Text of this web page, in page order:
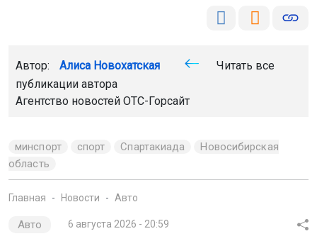
Новосибирск задерживается
из разных городов. Самолёты из Сочи, Екатеринбурга,
Казани, Самары, Перми, Махачкалы, Еревана и
Стамбула прибудут позже расписания. Один рейс